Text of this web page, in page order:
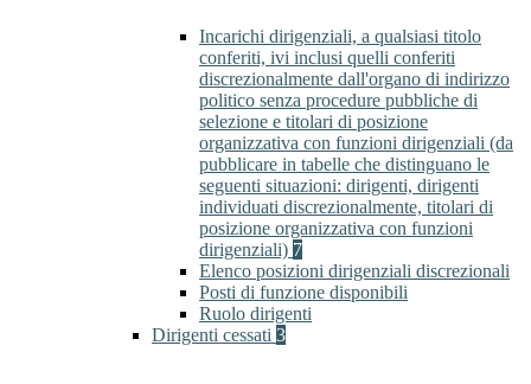
Incarichi dirigenziali, a qualsiasi titolo
conferiti, ivi inclusi quelli conferiti
discrezionalmente dall'organo di indirizzo
politico senza procedure pubbliche di
selezione e titolari di posizione
organizzativa con funzioni dirigenziali (da
pubblicare in tabelle che distinguano le
seguenti situazioni: dirigenti, dirigenti
individuati discrezionalmente, titolari di
posizione organizzativa con funzioni
dirigenziali) 7
Elenco posizioni dirigenziali discrezionali
Posti di funzione disponibili
Ruolo dirigenti
Dirigenti cessati 3